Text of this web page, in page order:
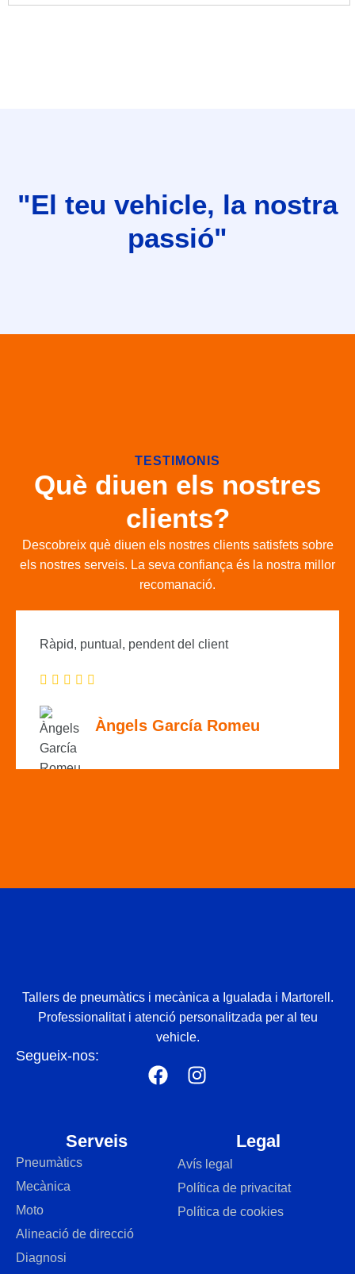
"El teu vehicle, la nostra
passió"
TESTIMONIS
Què diuen els nostres
clients?
Descobreix què diuen els nostres clients satisfets sobre
els nostres serveis. La seva confiança és la nostra millor
recomanació.
Ràpid, puntual, pendent del client
Àngels García Romeu
Tallers de pneumàtics i mecànica a Igualada i Martorell.
Professionalitat i atenció personalitzada per al teu
vehicle.
Segueix-nos:
Serveis
Pneumàtics
Mecànica
Moto
Alineació de direcció
Diagnosi
Legal
Avís legal
Política de privacitat
Política de cookies